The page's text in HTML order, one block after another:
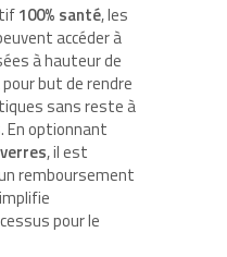
100% santé, les
accéder à
à hauteur de
but de rendre
sans reste à
En optionnant
, il est
remboursement
pour le